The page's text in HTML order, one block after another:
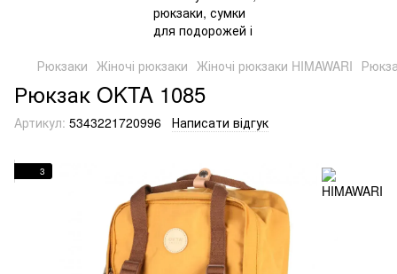
Рюкзаки Жіночі рюкзаки Жіночі рюкзаки HIMAWARI
Рюкзак OKTA 1085
Артикул: 5343221720996 Написати відгук
3